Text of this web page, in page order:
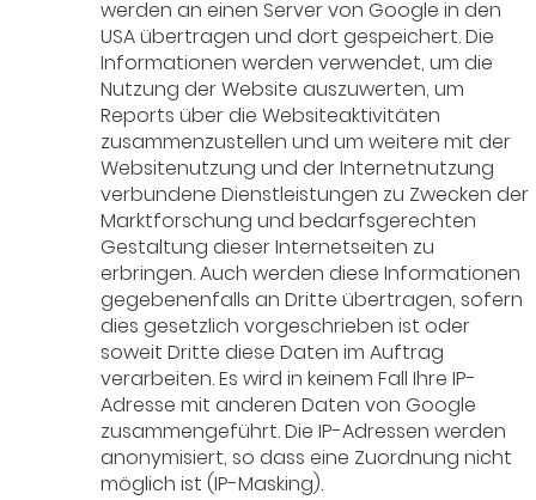
werden an einen Server von Google in den
USA übertragen und dort gespeichert. Die
Informationen werden verwendet, um die
Nutzung der Website auszuwerten, um
Reports über die Websiteaktivitäten
zusammenzustellen und um weitere mit der
Websitenutzung und der Internetnutzung
verbundene Dienstleistungen zu Zwecken der
Marktforschung und bedarfsgerechten
Gestaltung dieser Internetseiten zu
erbringen. Auch werden diese Informationen
gegebenenfalls an Dritte übertragen, sofern
dies gesetzlich vorgeschrieben ist oder
soweit Dritte diese Daten im Auftrag
verarbeiten. Es wird in keinem Fall Ihre IP-
Adresse mit anderen Daten von Google
zusammengeführt. Die IP-Adressen werden
anonymisiert, so dass eine Zuordnung nicht
möglich ist (IP-Masking).